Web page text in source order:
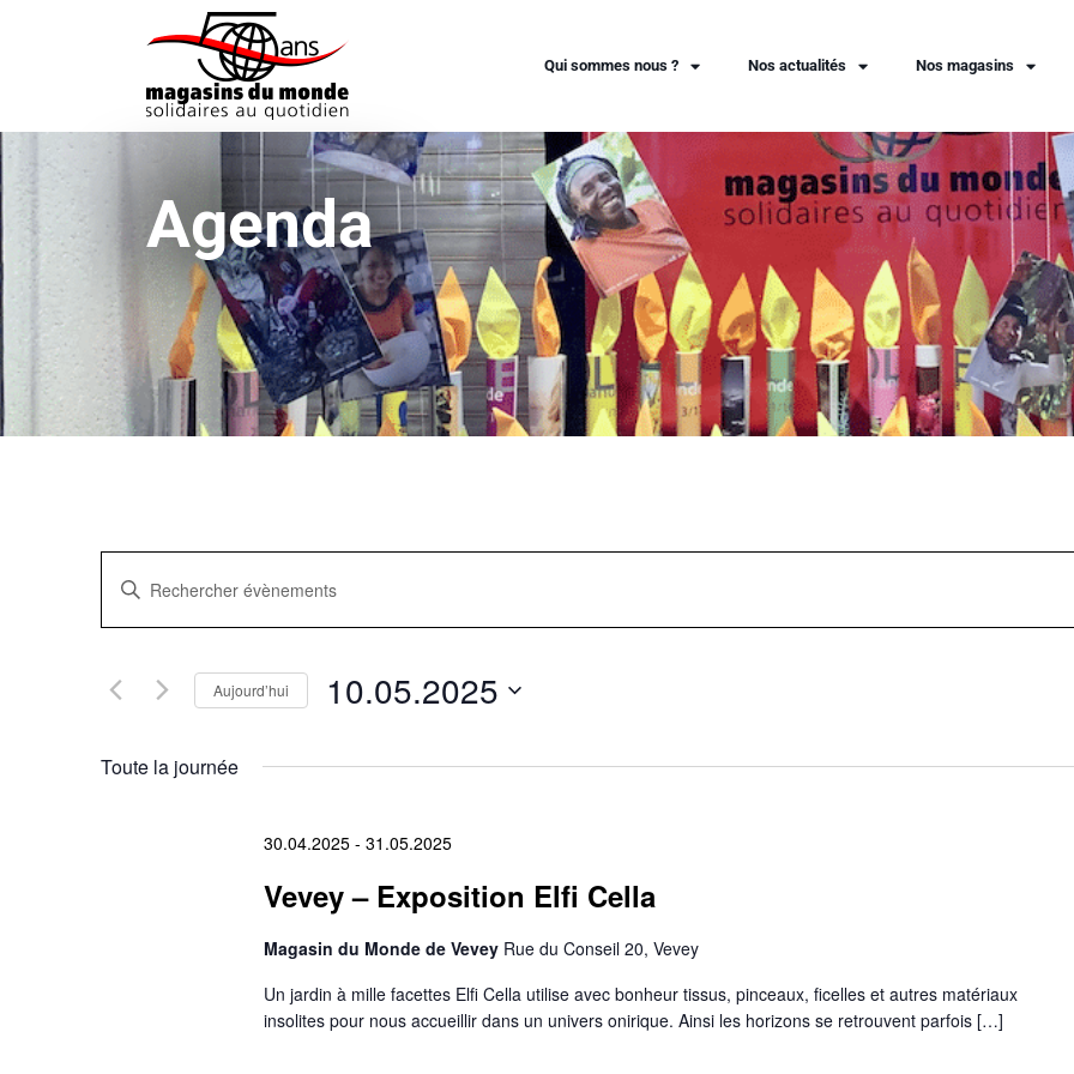
Qui sommes nous ? Nos actualités Nos magasins
Agenda
Recherche
et
navigation
vues
Évènements
Saisir
mot-
Rechercher
mot-
Aujourd’hui 10.05.2025
date.
Toute la journée
30.04.2025- 31.05.2025
Vevey – Exposition Elfi Cella
Magasin du Monde de Vevey Rue du Conseil 20, Vevey
Un jardin à mille facettes Elfi Cella utilise avec bonheur tissus, pinceaux, ficelles et autres matériaux
insolites pour nous accueillir dans un univers onirique. Ainsi les horizons se retrouvent parfois […]